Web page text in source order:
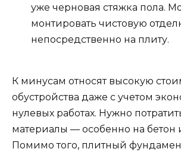
уже черновая стяжка пола.
монтировать чистовую
непосредственно на плиту.
К минусам относят высокую
обустройства даже с учетом
нулевых работах. Нужно
материалы — особенно на бетон
Помимо того, плитный